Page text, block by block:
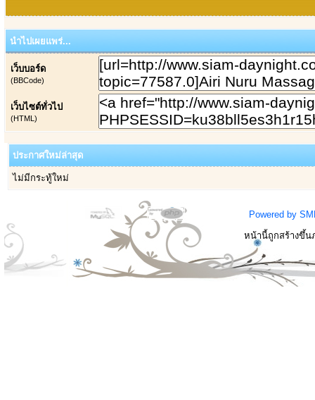
นำไปเผยแพร่...
เว็บบอร์ด
(BBCode)
เว็บไซต์ทั่วไป
(HTML)
ประกาศใหม่ล่าสุด
ไม่มีกระทู้ใหม่
Powered by
หน้านี้ถูกสร้างขึ้น